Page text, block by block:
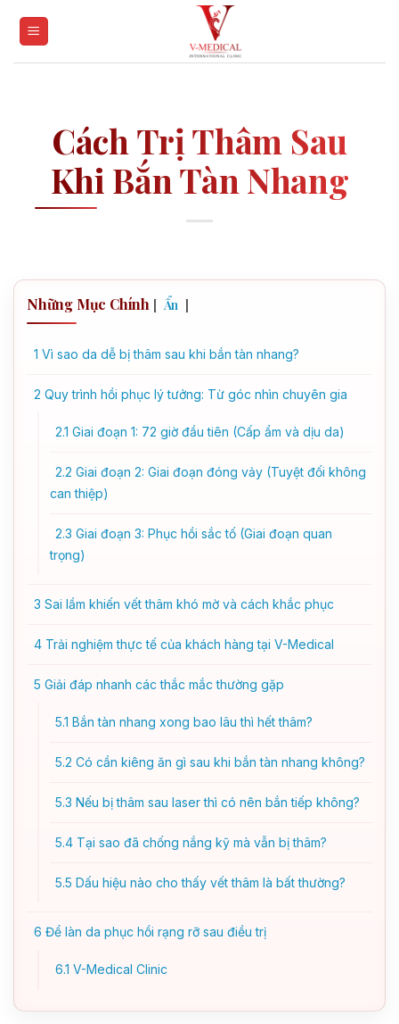
Cách Trị Thâm Sau
Khi Bắn Tàn Nhang
Những Mục Chính [ Ẩn ]
1 Vì sao da dễ bị thâm sau khi bắn tàn nhang?
2 Quy trình hồi phục lý tưởng: Từ góc nhìn chuyên gia
2.1 Giai đoạn 1: 72 giờ đầu tiên (Cấp ẩm và dịu da)
2.2 Giai đoạn 2: Giai đoạn đóng vảy (Tuyệt đối không
can thiệp)
2.3 Giai đoạn 3: Phục hồi sắc tố (Giai đoạn quan
trọng)
3 Sai lầm khiến vết thâm khó mờ và cách khắc phục
4 Trải nghiệm thực tế của khách hàng tại V-Medical
5 Giải đáp nhanh các thắc mắc thường gặp
5.1 Bắn tàn nhang xong bao lâu thì hết thâm?
5.2 Có cần kiêng ăn gì sau khi bắn tàn nhang không?
5.3 Nếu bị thâm sau laser thì có nên bắn tiếp không?
5.4 Tại sao đã chống nắng kỹ mà vẫn bị thâm?
5.5 Dấu hiệu nào cho thấy vết thâm là bất thường?
6 Để làn da phục hồi rạng rỡ sau điều trị
6.1 V-Medical Clinic